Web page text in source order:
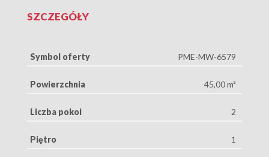
SZCZEGÓŁY
Symbol oferty PME-MW-6579
Powierzchnia 45,00 m²
Liczba pokoi 2
Piętro 1